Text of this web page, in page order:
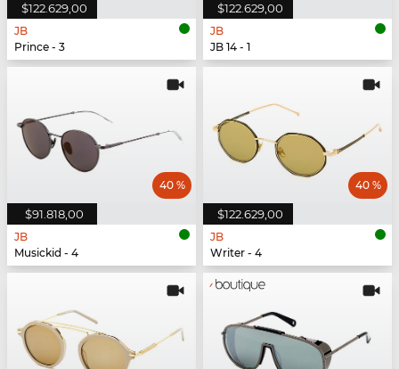
$122.629,00
JB
Prince - 3
$122.629,00
JB
JB 14 - 1
$91.818,00
40 %
JB
Musickid - 4
$122.629,00
40 %
JB
Writer - 4